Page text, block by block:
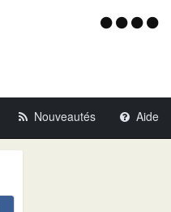
Menu
Nouveautés Aide